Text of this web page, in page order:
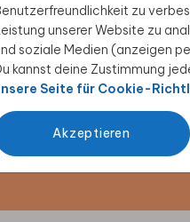
zu
unserer Website zu
soziale Medien (anzeigen
kannst deine Zustimmung
Seite für Cookie-
Akzeptieren
Rabatt sichern
Angebote, kreative
Als Dankeschön